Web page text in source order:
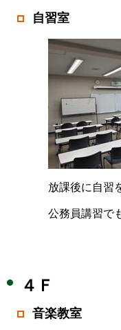
自習室
放課後に自習
公務員講習で
４Ｆ
音楽教室